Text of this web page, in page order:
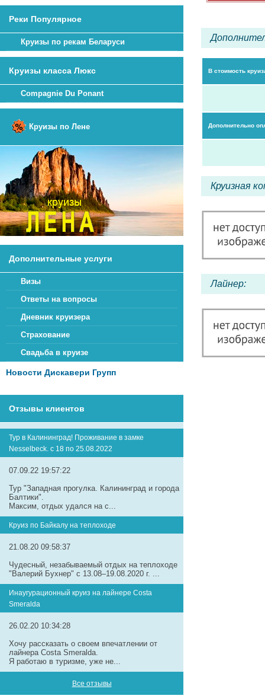
Реки Популярное
Круизы по рекам Беларуси
Круизы класса Люкс
Compagnie Du Ponant
Круизы по Лене
Дополнительные услуги
Визы
Ответы на вопросы
Дневник круизера
Страхование
Свадьба в круизе
Новости Дискавери Групп
Отзывы клиентов
Тур в Калининград! Проживание в замке
Nesselbeck. с 18 по 25.08.2022
07.09.22 19:57:22
Тур "Западная прогулка. Калининград и города
Балтики".
Максим, отдых удался на с...
Круиз по Байкалу на теплоходе
21.08.20 09:58:37
Чудесный, незабываемый отдых на теплоходе
"Валерий Бухнер" с 13.08–19.08.2020 г. ...
Инаугурационный круиз на лайнере Сosta
Smeralda
26.02.20 10:34:28
Хочу рассказать о своем впечатлении от
лайнера Costa Smeralda.
Я работаю в туризме, уже не...
Все отзывы
В стоимость
Дополнительно
Круизная
Лайнер: